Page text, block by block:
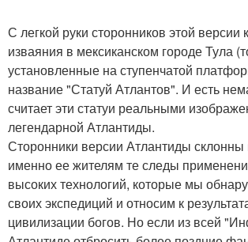
С легкой руки сторонников этой
изваяния в мексиканском городе Тула
установленные на ступенчатой
название "Статуй Атлантов". И есть
считает эти статуи реальными
легендарной Атлантиды.
Сторонники версии Атлантиды
именно ее жителям те следы
высоких технологий, которые мы
своих экспедиций и относим к
цивилизации богов. Но если из всей